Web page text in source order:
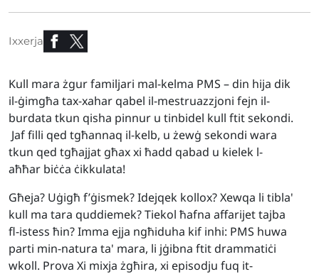
Ixxerja
Kull mara żgur familjari mal-kelma PMS – din hija dik
il-ġimgħa tax-xahar qabel il-mestruazzjoni fejn il-
burdata tkun qisha pinnur u tinbidel kull ftit sekondi.
Jaf filli qed tgħannaq il-kelb, u żewġ sekondi wara
tkun qed tgħajjat għax xi ħadd qabad u kielek l-
aħħar biċċa ċikkulata!
Għeja? Uġigħ f’ġismek? Idejqek kollox? Xewqa li tibla'
kull ma tara quddiemek? Tiekol ħafna affarijet tajba
fl-istess ħin? Imma ejja ngħiduha kif inhi: PMS huwa
parti min-natura ta' mara, li jġibna ftit drammatiċi
wkoll. Prova Xi mixja żgħira, xi episodju fuq it-